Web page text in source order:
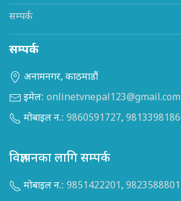
सम्पर्क
सम्पर्क
अनामनगर, काठमाडौं
इमेल: onlinetvnepal123@gmail.com
मोबाइल न.: 9860591727, 9813398186
विज्ञापनका लागि सम्पर्क
मोबाइल न.: 9851422201, 9823588801